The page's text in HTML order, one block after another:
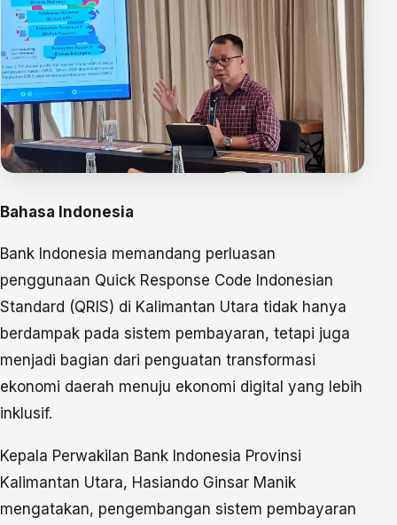
Bahasa Indonesia
Bank Indonesia memandang perluasan
penggunaan Quick Response Code Indonesian
Standard (QRIS) di Kalimantan Utara tidak hanya
berdampak pada sistem pembayaran, tetapi juga
menjadi bagian dari penguatan transformasi
ekonomi daerah menuju ekonomi digital yang lebih
inklusif.
Kepala Perwakilan Bank Indonesia Provinsi
Kalimantan Utara, Hasiando Ginsar Manik
mengatakan, pengembangan sistem pembayaran